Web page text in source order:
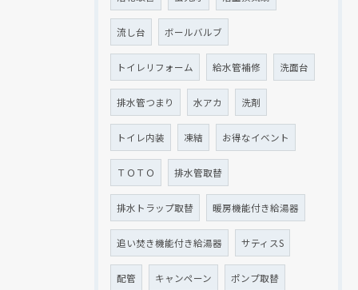
流し台 ボールバルブ
トイレリフォーム 給水管補修 洗面台
排水管つまり 水アカ 洗剤
トイレ内装 凍結 お得なイベント
ＴＯＴＯ 排水管取替
排水トラップ取替 暖房機能付き給湯器
追い焚き機能付き給湯器 サティスS
配管 キャンペーン ポンプ取替